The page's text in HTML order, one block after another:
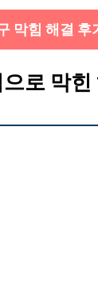
막힘 해결 후
로 막힌